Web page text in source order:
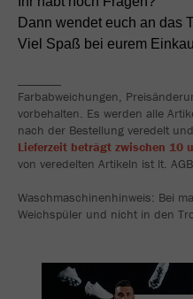
Dann wendet euch an das
Viel Spaß bei eurem
Farbabweichungen,
vorbehalten. Es werden alle
nach der Bestellung veredelt
Lieferzeit beträgt zwischen 10
von veredelten Artikeln ist lt.
Waschmaschinenhinweis: Bei
Weichspüler und nicht in den